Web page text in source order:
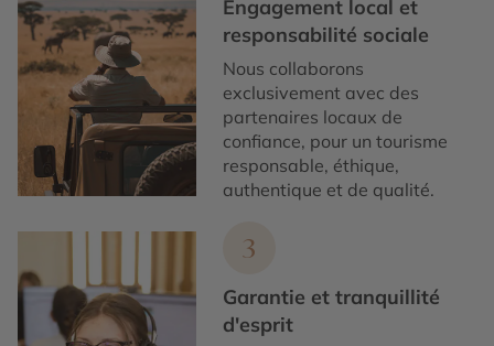
Celebration of Light à Vancouver (juillet) :
concours international de feux d’artifice sur la
baie
Festival de Jazz de Vancouver (juin)
Pow-Wows autochtonesdans diverses
communautés (notamment à Kamloops et Port
Alberni)
Whistler Film Festival(décembre)
Fête de la pêche au saumon à Steveston
Festival floral à Victoriaau printemps
Engagement local et
responsabilité sociale
Nous collaborons
exclusivement avec des
partenaires locaux de
confiance, pour un tourisme
responsable, éthique,
authentique et de qualité.
3
Garantie et tranquillité
d'esprit